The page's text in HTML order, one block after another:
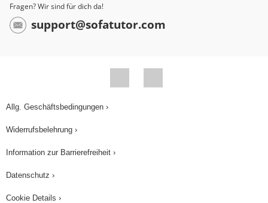
Fragen? Wir sind für dich da!
support@sofatutor.com
Allg. Geschäftsbedingungen ›
Widerrufsbelehrung ›
Information zur Barrierefreiheit ›
Datenschutz ›
Cookie Details ›